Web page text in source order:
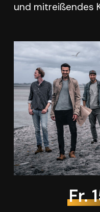
und mitreißendes
Fr.